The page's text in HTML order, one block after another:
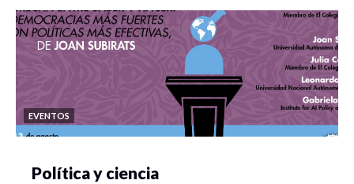
EVENTOS
Política y ciencia